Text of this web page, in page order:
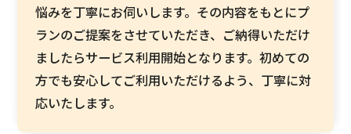
悩みを丁寧にお伺いします。その内容をもとにプ
ランのご提案をさせていただき、ご納得いただけ
ましたらサービス利用開始となります。初めての
方でも安心してご利用いただけるよう、丁寧に対
応いたします。